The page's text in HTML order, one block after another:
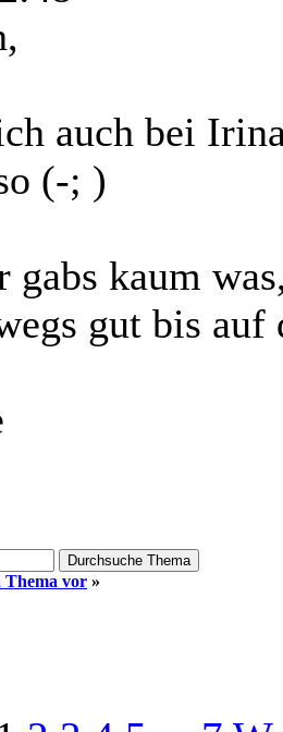
auch bei
(-; )
gabs kaum
gut bis auf
Thema vor »